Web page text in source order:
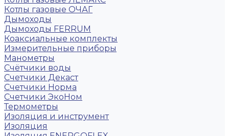
Котлы газовые ОЧАГ
Дымоходы
Дымоходы FERRUM
Коаксиальные комплекты
Измерительные приборы
Манометры
Счётчики воды
Счетчики Декаст
Счетчики Норма
Счетчики ЭкоНом
Термометры
Изоляция и инструмент
Изоляция